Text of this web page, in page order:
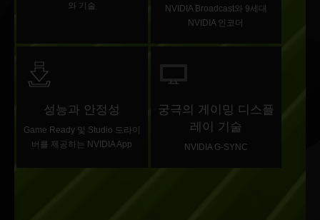
와 기술
NVIDIA Broadcast와 9세대
NVIDIA 인코더
성능과 안정성
Game Ready 및 Studio 드라이
버를 제공하는 NVIDIA App
궁극의 게이밍 디스플
레이 기술
NVIDIA G-SYNC